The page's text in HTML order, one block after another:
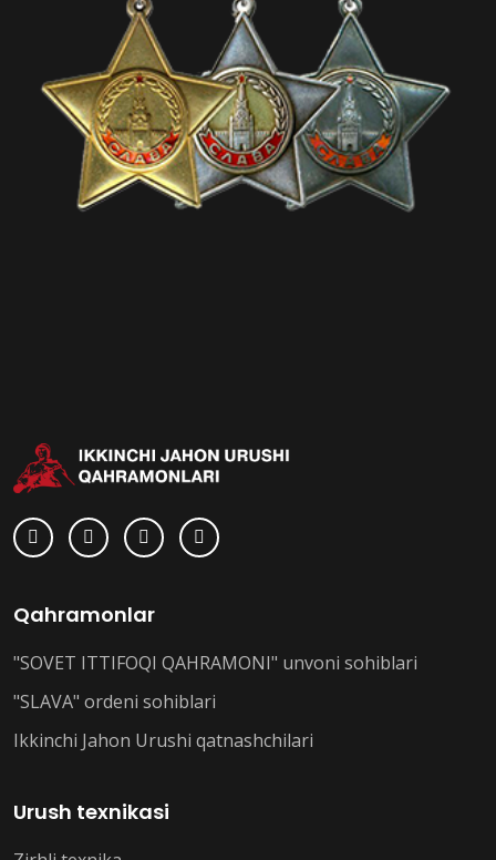
Qahramonlar
"SOVET ITTIFOQI QAHRAMONI" unvoni sohiblari
"SLAVA" ordeni sohiblari
Ikkinchi Jahon Urushi qatnashchilari
Urush texnikasi